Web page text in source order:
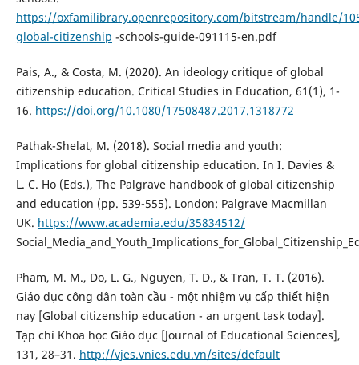
https://oxfamilibrary.openrepository.com/bitstream/handle/
global-citizenship -schools-guide-091115-en.pdf
Pais, A., & Costa, M. (2020). An ideology critique of global
citizenship education. Critical Studies in Education, 61(1), 1-
16. https://doi.org/10.1080/17508487.2017.1318772
Pathak-Shelat, M. (2018). Social media and youth:
Implications for global citizenship education. In I. Davies &
L. C. Ho (Eds.), The Palgrave handbook of global citizenship
and education (pp. 539-555). London: Palgrave Macmillan
UK. https://www.academia.edu/35834512/
Pham, M. M., Do, L. G., Nguyen, T. D., & Tran, T. T. (2016).
Giáo dục công dân toàn cầu - một nhiệm vụ cấp thiết hiện
nay [Global citizenship education - an urgent task today].
Tạp chí Khoa học Giáo dục [Journal of Educational Sciences],
131, 28–31. http://vjes.vnies.edu.vn/sites/default